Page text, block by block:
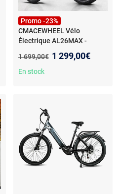
Promo -23%
CMACEWHEEL Vélo
Électrique AL26MAX -
Batterie Amovible 48V 17Ah
- Autonomie 75km
Ancien prix :
1 699,00€ Nouveau prix :
1 299,00€
En stock